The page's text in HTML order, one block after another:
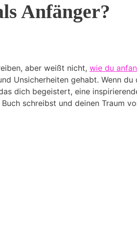
Anfänger?
aber weißt nicht, wie du
Unsicherheiten gehabt. Wenn
dich begeistert, eine
schreibst und deinen Traum